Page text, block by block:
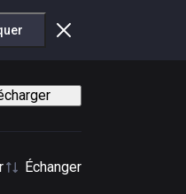
Échanger